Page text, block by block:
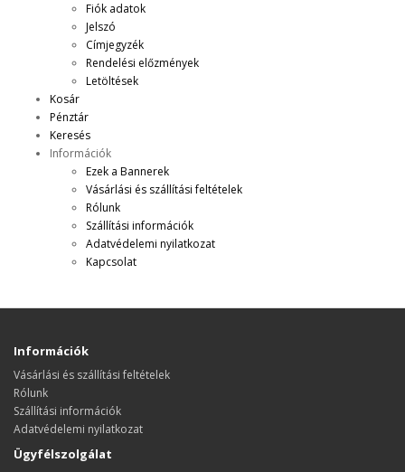
Fiók adatok
Jelszó
Címjegyzék
Rendelési előzmények
Letöltések
Kosár
Pénztár
Keresés
Információk
Ezek a Bannerek
Vásárlási és szállítási feltételek
Rólunk
Szállítási információk
Adatvédelemi nyilatkozat
Kapcsolat
Információk
Vásárlási és szállítási feltételek
Rólunk
Szállítási információk
Adatvédelemi nyilatkozat
Ügyfélszolgálat